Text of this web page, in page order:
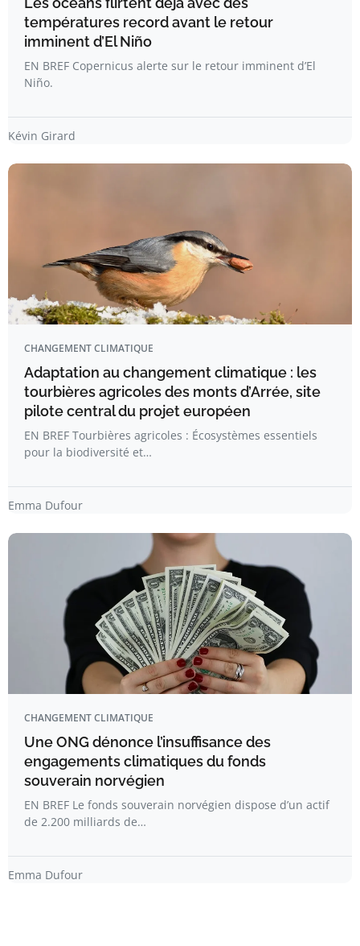
températures record avant le retour
imminent d’El Niño
EN BREF Copernicus alerte sur le retour imminent d’El
Niño.
Kévin Girard
CHANGEMENT CLIMATIQUE
Adaptation au changement climatique : les
tourbières agricoles des monts d’Arrée, site
pilote central du projet européen
EN BREF Tourbières agricoles : Écosystèmes essentiels
pour la biodiversité et…
Emma Dufour
CHANGEMENT CLIMATIQUE
Une ONG dénonce l’insuffisance des
engagements climatiques du fonds
souverain norvégien
EN BREF Le fonds souverain norvégien dispose d’un actif
de 2.200 milliards de…
Emma Dufour